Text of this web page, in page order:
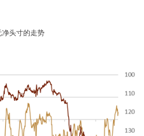
头寸的走势